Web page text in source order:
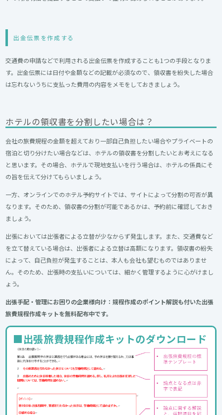
出金伝票を作成する
交通費の申請などで利用される出金伝票を作成することも1つの手段となりま
す。出金伝票には日付や金額などの記載が必須なので、領収書を紛失した場合
は忘れないうちに支払った費用の内容をメモをしておきましょう。
ホテルの領収書を分割したい場合は？
会社の旅費規程の金額を超えており一部自己負担したい場合やプライベートの
宿泊と切り分けたい場合などは、ホテルの領収書を分割したいとお考えになる
と思います。その場合、ホテルで現地支払いを行う場合は、ホテルの係員にそ
の旨を伝えて分けてもらいましょう。
一方、オンラインでのホテル予約サイトでは、サイトによって分割の可否が異
なります。そのため、領収書の分割が可能であるかは、予約前に確認しておき
ましょう。
出張においては出張者による立替が少なからず発生します。また、交通費など
を立て替えている場合は、出張者による立替は高額になります。領収書の紛失
によって、自己負担が発生することは、本人も会社も望むものではありませ
ん。そのため、出張時の支払いについては、細かく管理するように心がけまし
ょう。
出張手配・管理にお困りの企業様向け：規程作成のポイント解説も付いた出張
旅費規程作成キットを無料配布中です。
■出張旅費規程作成キットのダウンロード